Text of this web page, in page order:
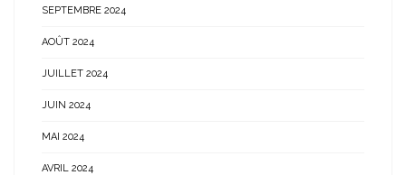
SEPTEMBRE 2024
AOÛT 2024
JUILLET 2024
JUIN 2024
MAI 2024
AVRIL 2024